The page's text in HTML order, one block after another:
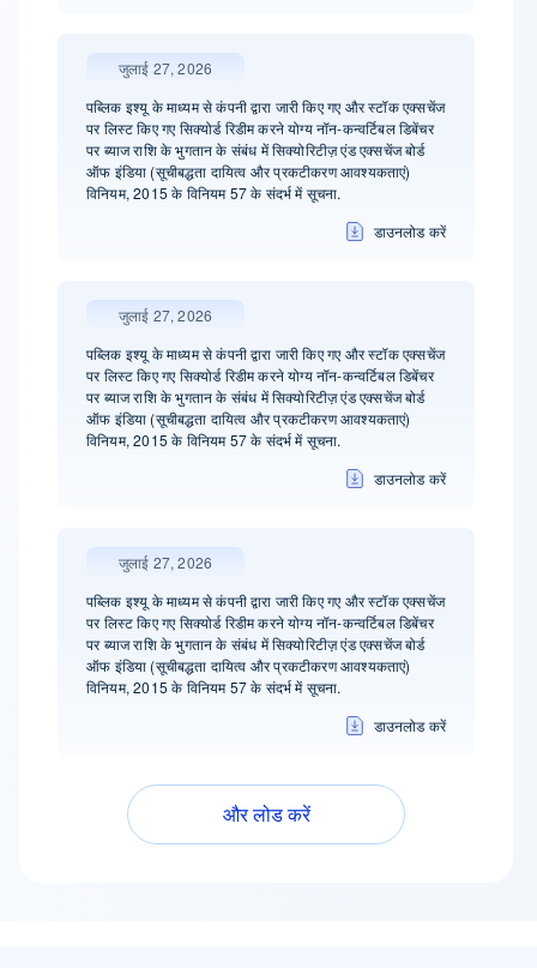
जुलाई 27, 2026
पब्लिक इश्यू के माध्यम से कंपनी द्वारा जारी किए गए और स्टॉक एक्सचेंज
पर लिस्ट किए गए सिक्योर्ड रिडीम करने योग्य नॉन-कन्वर्टिबल डिबेंचर
पर ब्याज राशि के भुगतान के संबंध में सिक्योरिटीज़ एंड एक्सचेंज बोर्ड
ऑफ इंडिया (सूचीबद्धता दायित्व और प्रकटीकरण आवश्यकताएं)
विनियम, 2015 के विनियम 57 के संदर्भ में सूचना.
डाउनलोड करें
जुलाई 27, 2026
पब्लिक इश्यू के माध्यम से कंपनी द्वारा जारी किए गए और स्टॉक एक्सचेंज
पर लिस्ट किए गए सिक्योर्ड रिडीम करने योग्य नॉन-कन्वर्टिबल डिबेंचर
पर ब्याज राशि के भुगतान के संबंध में सिक्योरिटीज़ एंड एक्सचेंज बोर्ड
ऑफ इंडिया (सूचीबद्धता दायित्व और प्रकटीकरण आवश्यकताएं)
विनियम, 2015 के विनियम 57 के संदर्भ में सूचना.
डाउनलोड करें
जुलाई 27, 2026
पब्लिक इश्यू के माध्यम से कंपनी द्वारा जारी किए गए और स्टॉक एक्सचेंज
पर लिस्ट किए गए सिक्योर्ड रिडीम करने योग्य नॉन-कन्वर्टिबल डिबेंचर
पर ब्याज राशि के भुगतान के संबंध में सिक्योरिटीज़ एंड एक्सचेंज बोर्ड
ऑफ इंडिया (सूचीबद्धता दायित्व और प्रकटीकरण आवश्यकताएं)
विनियम, 2015 के विनियम 57 के संदर्भ में सूचना.
डाउनलोड करें
और लोड करें